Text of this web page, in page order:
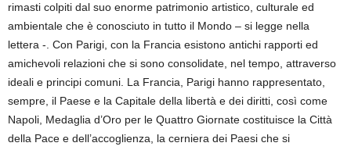
rimasti colpiti dal suo enorme patrimonio artistico, culturale ed
ambientale che è conosciuto in tutto il Mondo – si legge nella
lettera -. Con Parigi, con la Francia esistono antichi rapporti ed
amichevoli relazioni che si sono consolidate, nel tempo, attraverso
ideali e principi comuni. La Francia, Parigi hanno rappresentato,
sempre, il Paese e la Capitale della libertà e dei diritti, così come
Napoli, Medaglia d’Oro per le Quattro Giornate costituisce la Città
della Pace e dell’accoglienza, la cerniera dei Paesi che si